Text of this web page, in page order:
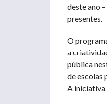
deste ano
presentes.
O
a
pública
de escolas
A iniciativa